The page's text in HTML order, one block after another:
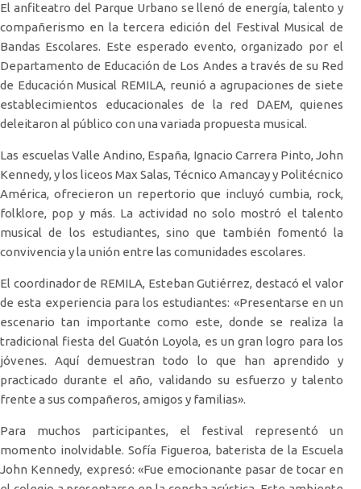
El anfiteatro del Parque Urbano se llenó de energía, talento y
compañerismo en la tercera edición del Festival Musical de
Bandas Escolares. Este esperado evento, organizado por el
Departamento de Educación de Los Andes a través de su Red
de Educación Musical REMILA, reunió a agrupaciones de siete
establecimientos educacionales de la red DAEM, quienes
deleitaron al público con una variada propuesta musical.
Las escuelas Valle Andino, España, Ignacio Carrera Pinto, John
Kennedy, y los liceos Max Salas, Técnico Amancay y Politécnico
América, ofrecieron un repertorio que incluyó cumbia, rock,
folklore, pop y más. La actividad no solo mostró el talento
musical de los estudiantes, sino que también fomentó la
convivencia y la unión entre las comunidades escolares.
El coordinador de REMILA, Esteban Gutiérrez, destacó el valor
de esta experiencia para los estudiantes: «Presentarse en un
escenario tan importante como este, donde se realiza la
tradicional fiesta del Guatón Loyola, es un gran logro para los
jóvenes. Aquí demuestran todo lo que han aprendido y
practicado durante el año, validando su esfuerzo y talento
frente a sus compañeros, amigos y familias».
Para muchos participantes, el festival representó un
momento inolvidable. Sofía Figueroa, baterista de la Escuela
John Kennedy, expresó: «Fue emocionante pasar de tocar en